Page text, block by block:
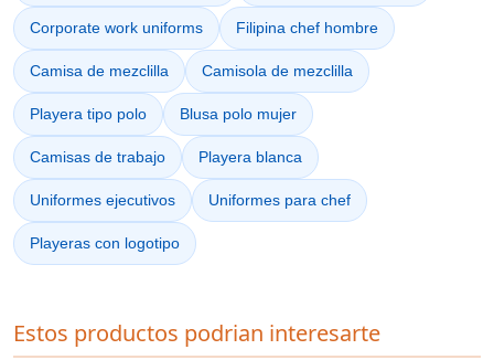
Corporate work uniforms Filipina chef hombre
Camisa de mezclilla Camisola de mezclilla
Playera tipo polo Blusa polo mujer
Camisas de trabajo Playera blanca
Uniformes ejecutivos Uniformes para chef
Playeras con logotipo
Estos productos podrian interesarte